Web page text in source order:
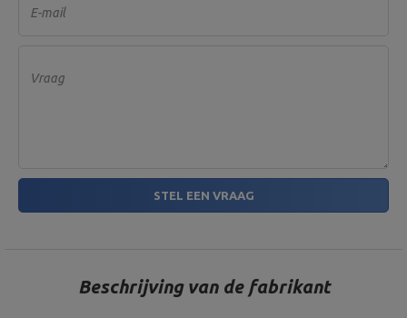
E-mail
Vraag
STEL EEN VRAAG
Beschrijving van de fabrikant